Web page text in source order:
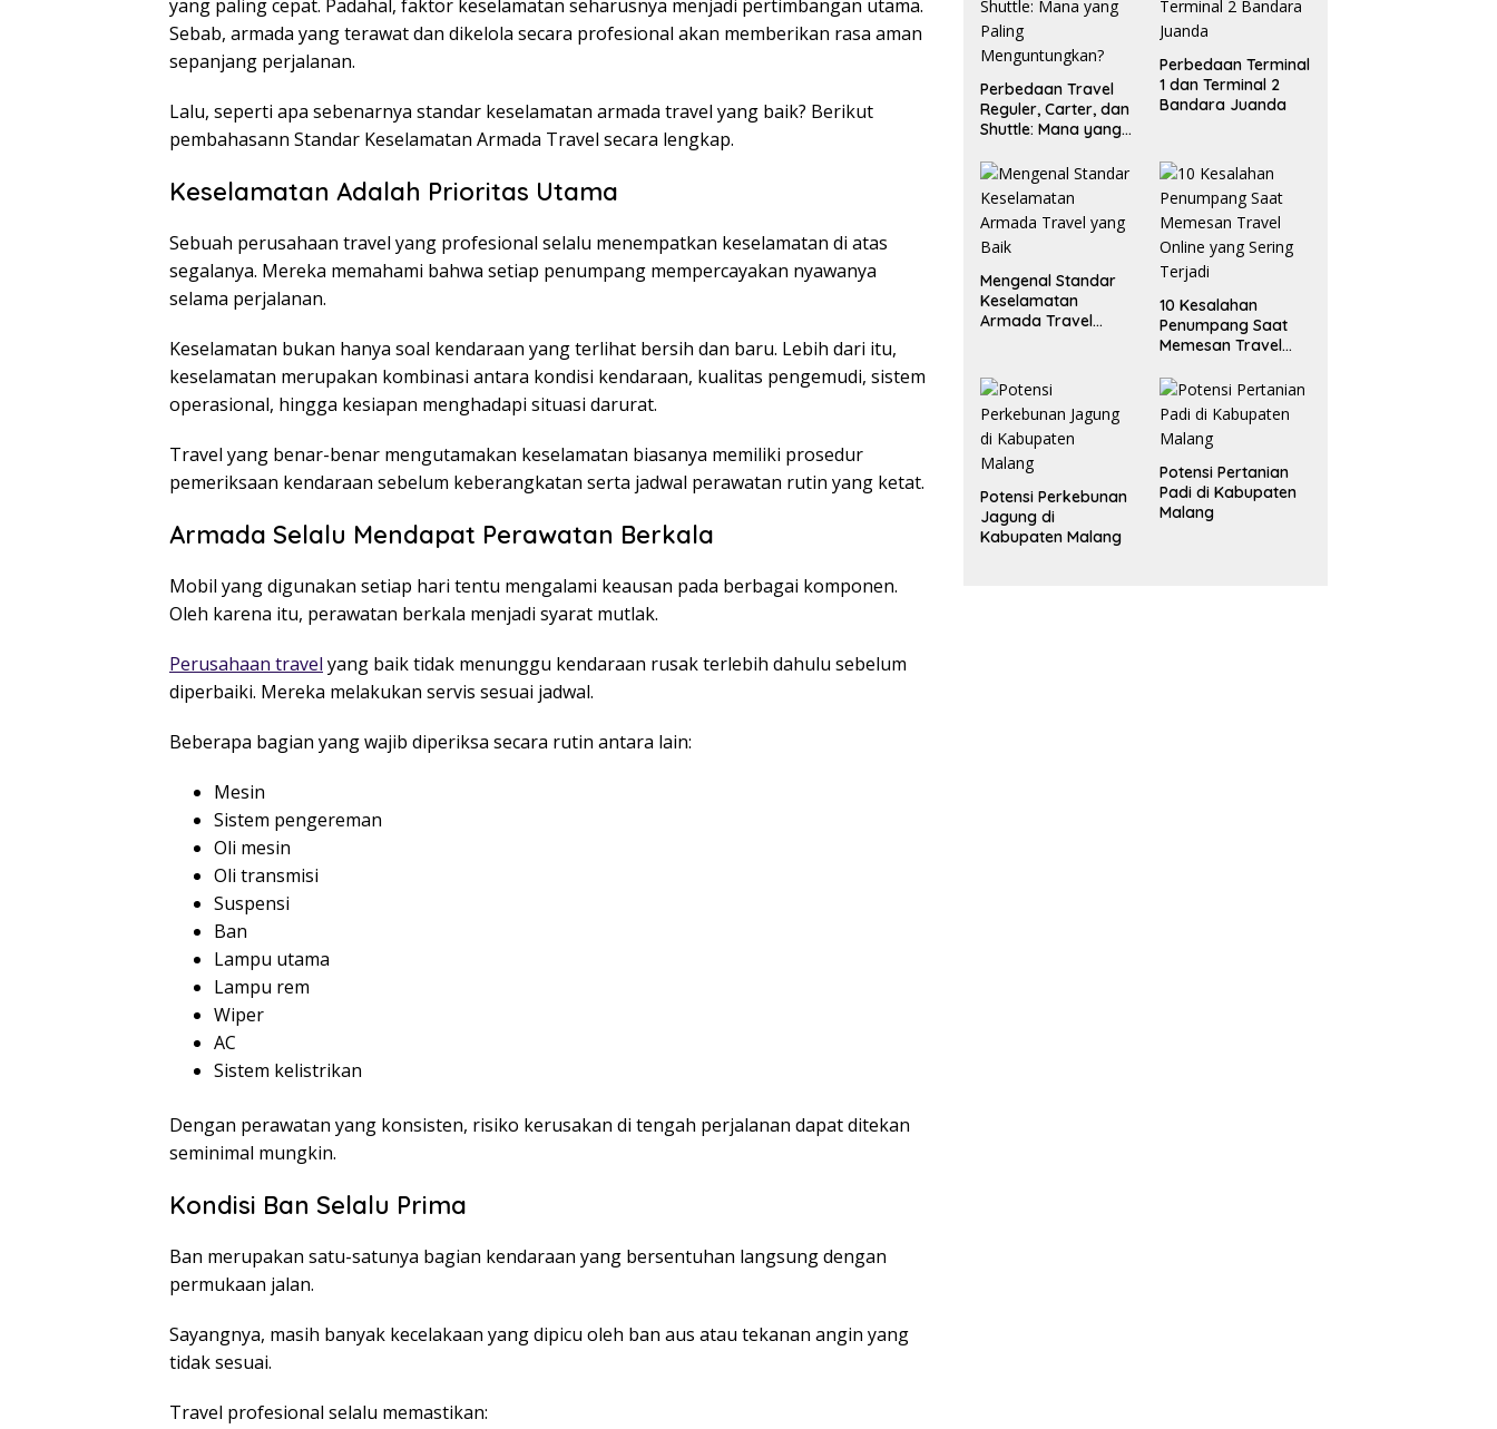
yang paling cepat. Padahal, faktor keselamatan seharusnya menjadi pertimbangan utama.
Sebab, armada yang terawat dan dikelola secara profesional akan memberikan rasa aman
sepanjang perjalanan.
Lalu, seperti apa sebenarnya standar keselamatan armada travel yang baik? Berikut
pembahasann Standar Keselamatan Armada Travel secara lengkap.
Keselamatan Adalah Prioritas Utama
Sebuah perusahaan travel yang profesional selalu menempatkan keselamatan di atas
segalanya. Mereka memahami bahwa setiap penumpang mempercayakan nyawanya
selama perjalanan.
Keselamatan bukan hanya soal kendaraan yang terlihat bersih dan baru. Lebih dari itu,
keselamatan merupakan kombinasi antara kondisi kendaraan, kualitas pengemudi, sistem
operasional, hingga kesiapan menghadapi situasi darurat.
Travel yang benar-benar mengutamakan keselamatan biasanya memiliki prosedur
pemeriksaan kendaraan sebelum keberangkatan serta jadwal perawatan rutin yang ketat.
Armada Selalu Mendapat Perawatan Berkala
Mobil yang digunakan setiap hari tentu mengalami keausan pada berbagai komponen.
Oleh karena itu, perawatan berkala menjadi syarat mutlak.
Perusahaan travel yang baik tidak menunggu kendaraan rusak terlebih dahulu sebelum
diperbaiki. Mereka melakukan servis sesuai jadwal.
Beberapa bagian yang wajib diperiksa secara rutin antara lain:
Mesin
Sistem pengereman
Oli mesin
Oli transmisi
Suspensi
Ban
Lampu utama
Lampu rem
Wiper
AC
Sistem kelistrikan
Dengan perawatan yang konsisten, risiko kerusakan di tengah perjalanan dapat ditekan
seminimal mungkin.
Kondisi Ban Selalu Prima
Ban merupakan satu-satunya bagian kendaraan yang bersentuhan langsung dengan
permukaan jalan.
Sayangnya, masih banyak kecelakaan yang dipicu oleh ban aus atau tekanan angin yang
tidak sesuai.
Travel profesional selalu memastikan:
Perbedaan Travel
Reguler, Carter, dan
Shuttle: Mana yang
Menguntungkan?
Perbedaan Terminal
1 dan Terminal 2
Bandara Juanda
Mengenal Standar
Keselamatan
Armada Travel
10 Kesalahan
Penumpang Saat
Memesan Travel
Terjadi
Potensi Perkebunan
Jagung di
Kabupaten Malang
Potensi Pertanian
Padi di Kabupaten
Malang